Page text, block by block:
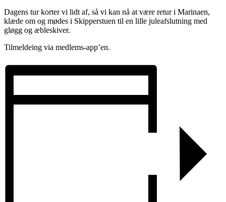
Dagens tur korter vi lidt af, så vi kan nå at være retur i Marinaen,
klæde om og mødes i Skipperstuen til en lille juleafslutning med
gløgg og æbleskiver.
Tilmeldeing via medlems-app’en.